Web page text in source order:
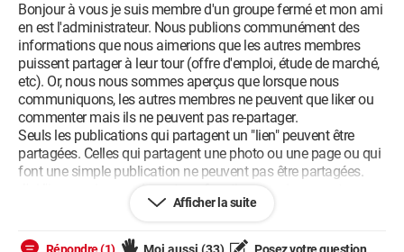
Bonjour à vous je suis membre d'un groupe fermé et mon ami
en est l'administrateur. Nous publions communément des
informations que nous aimerions que les autres membres
puissent partager à leur tour (offre d'emploi, étude de marché,
etc). Or, nous nous sommes aperçus que lorsque nous
communiquons, les autres membres ne peuvent que liker ou
commenter mais ils ne peuvent pas re-partager.
Seuls les publications qui partagent un "lien" peuvent être
partagées. Celles qui partagent une photo ou une page ou qui
font une simple publication ne peuvent pas être partagées.
J'ai l'impression que le partage fonctionne uniquement pour
Pouvez-vous répondre à ma demande? Merci
Afficher la suite